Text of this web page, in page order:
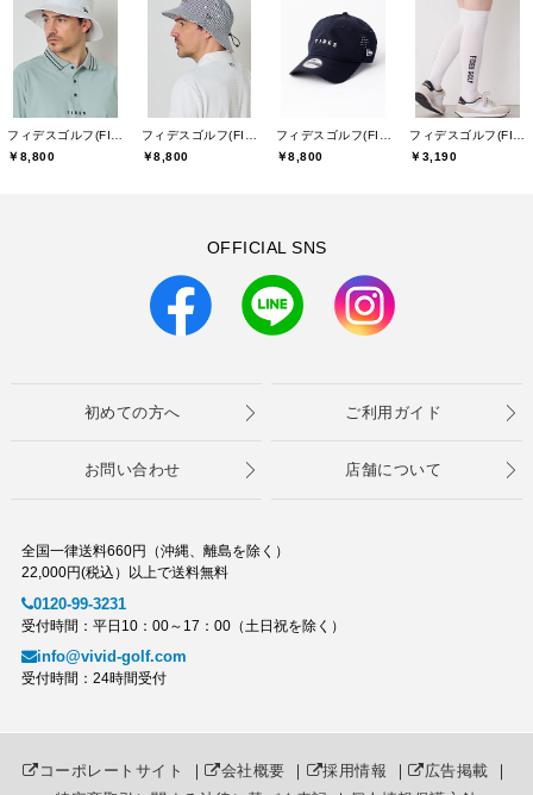
￥8,800
￥8,800
￥8,800
￥3,190
OFFICIAL SNS
初めての方へ ご利用ガイド
お問い合わせ 店舗について
全国一律送料660円（沖縄、離島を除く）
22,000円(税込）以上で送料無料
0120-99-3231
受付時間：平日10：00～17：00（土日祝を除く）
info@vivid-golf.com
受付時間：24時間受付
コーポレートサイト ｜ 会社概要 ｜ 採用情報 ｜ 広告掲載 ｜